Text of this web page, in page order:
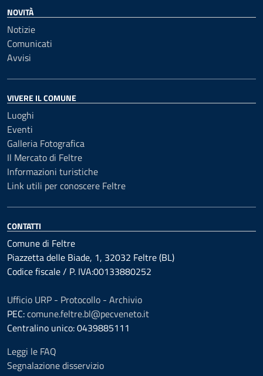
NOVITÀ
Notizie
Comunicati
Avvisi
VIVERE IL COMUNE
Luoghi
Eventi
Galleria Fotografica
Il Mercato di Feltre
Informazioni turistiche
Link utili per conoscere Feltre
CONTATTI
Comune di Feltre
Piazzetta delle Biade, 1, 32032 Feltre (BL)
Codice fiscale / P. IVA:00133880252
Ufficio URP - Protocollo - Archivio
PEC:comune.feltre.bl@pecveneto.it
Centralino unico: 0439885111
Leggi le FAQ
Segnalazione disservizio